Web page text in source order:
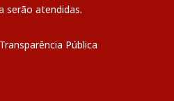
serão atendidas.
Pública